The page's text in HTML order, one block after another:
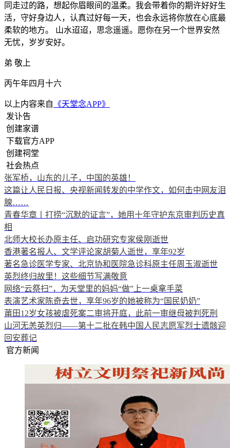
同走过的路，想起你眉眼间的温柔。我会带着你的期许好好生
活，守好身边人，认真过好每一天，也会永远将你放在心底最
柔软的地方。 山水迢迢，思念遥遥。愿你在另一个世界安然
无忧，岁岁安好。
弟 敬上
丙午年四月十六
以上内容来自 《天堂念APP》
发讣告
创建家谱
下载官方APP
创建祠堂
社会热点
张军桥，山东的儿子，中国的英雄！
这篇让人民日报、央视新闻转发的中学作文，如何击中网友泪
腺……
青春华章丨打捞“沉默的证言”，她用十年守护东京审判历史真
相
北师大校长办原主任、启功研究专家侯刚逝世
香港著名报人、文学评论家胡菊人逝世，享年92岁
著名急诊医学专家、北京协和医院急诊科原主任周玉淑逝世
英烈终归故里！这些细节写满敬意
网络“云祭扫”，为天堂里的妈妈“做”上一桌拿手菜
表演艺术家陈奇去世，享年96岁的她被称为“国民奶奶”
莆田12岁女孩被虐死案二审将开庭，此前一审继母被判死刑
山河无恙英烈归——第十二批在韩中国人民志愿军烈士遗骸迎
回安葬记
官方新闻